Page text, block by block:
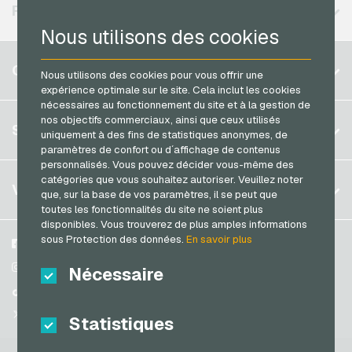
Nous utilisons des cookies
Nous utilisons des cookies pour vous offrir une
expérience optimale sur le site. Cela inclut les cookies
nécessaires au fonctionnement du site et à la gestion de
nos objectifs commerciaux, ainsi que ceux utilisés
uniquement à des fins de statistiques anonymes, de
paramètres de confort ou d´affichage de contenus
personnalisés. Vous pouvez décider vous-même des
catégories que vous souhaitez autoriser. Veuillez noter
que, sur la base de vos paramètres, il se peut que
toutes les fonctionnalités du site ne soient plus
disponibles. Vous trouverez de plus amples informations
sous Protection des données.En savoir plus
Nécessaire
Statistiques
PaysafeCard Cartes de paiement
Razer Gold Cartes de paiement
Transcash Cartes de paiement
RÉGIONS DISPONIBLES
Brésil
Allemagne (DE)
Allemagne (EN)
France
Italie
Pays-bas
Autriche
Portugal
Suisse (IT)
COMPTE
S´inscrire
S´inscrire
Mon panier
SERVICE
FAQ
Méthodes de paiement
Conditions generales&Droit de retour
VGO-SHOP
A propos de nous
Partenaires
Facebook
Instagram
@VGO_com